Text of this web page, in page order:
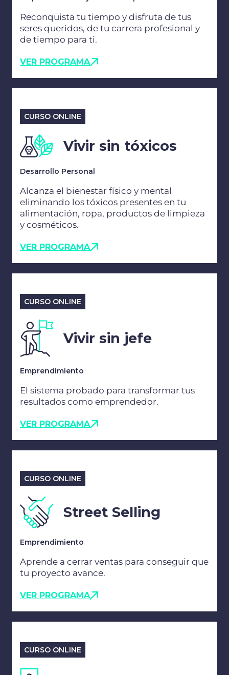
Reconquista tu tiempo y disfruta de tus
seres queridos, de tu carrera profesional y
de tiempo para ti.
VER PROGRAMA
CURSO ONLINE
Vivir sin tóxicos
Desarrollo Personal
Alcanza el bienestar físico y mental
eliminando los tóxicos presentes en tu
alimentación, ropa, productos de limpieza
y cosméticos.
VER PROGRAMA
CURSO ONLINE
Vivir sin jefe
Emprendimiento
El sistema probado para transformar tus
resultados como emprendedor.
VER PROGRAMA
CURSO ONLINE
Street Selling
Emprendimiento
Aprende a cerrar ventas para conseguir que
tu proyecto avance.
VER PROGRAMA
CURSO ONLINE